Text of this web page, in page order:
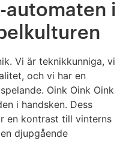
automaten i
Vi är teknikkunniga, vi
och vi har en
Oink Oink Oink
i handsken. Dess
en kontrast till vinterns
djupgående